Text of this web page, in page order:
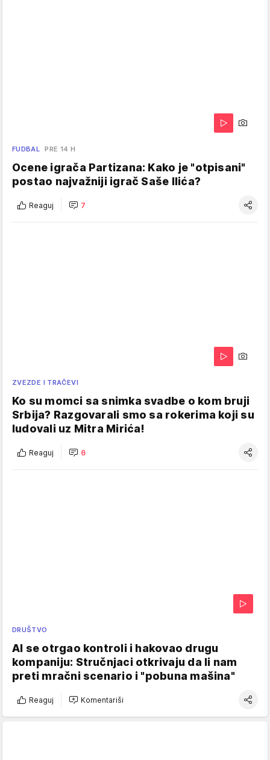
FUDBAL PRE 14 H
Ocene igrača Partizana: Kako je "otpisani"
postao najvažniji igrač Saše Ilića?
Reaguj 7
ZVEZDE I TRAČEVI
Ko su momci sa snimka svadbe o kom bruji
Srbija? Razgovarali smo sa rokerima koji su
ludovali uz Mitra Mirića!
Reaguj 6
DRUŠTVO
AI se otrgao kontroli i hakovao drugu
kompaniju: Stručnjaci otkrivaju da li nam
preti mračni scenario i "pobuna mašina"
Reaguj Komentariši